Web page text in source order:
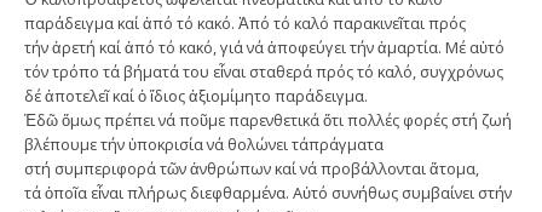
παράδειγμα καί ἀπό τό κακό. Ἀπό τό καλό παρακινεῖται πρός
τήν ἀρετή καί ἀπό τό κακό, γιά νά ἀποφεύγει τήν ἁμαρτία. Μέ αὐτό
τόν τρόπο τά βήματά του εἶναι σταθερά πρός τό καλό, συγχρόνως
δέ ἀποτελεῖ καί ὁ ἴδιος ἀξιομίμητο παράδειγμα.
Ἐδῶ ὅμως πρέπει νά ποῦμε παρενθετικά ὅτι πολλές φορές στή ζωή
βλέπουμε τήν ὑποκρισία νά θολώνει τάπράγματα
στή συμπεριφορά τῶν ἀνθρώπων καί νά προβάλλονται ἄτομα,
τά ὁποῖα εἶναι πλήρως διεφθαρμένα. Αὐτό συνήθως συμβαίνει στήν